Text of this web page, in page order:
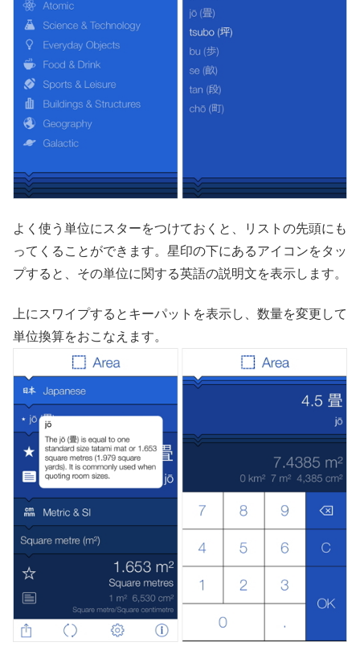
よく使う単位にスターをつけておくと、リストの先頭にも
ってくることができます。星印の下にあるアイコンをタッ
プすると、その単位に関する英語の説明文を表示します。
上にスワイプするとキーパットを表示し、数量を変更して
単位換算をおこなえます。